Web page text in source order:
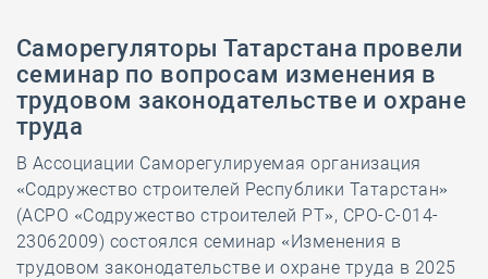
Саморегуляторы Татарстана провели
семинар по вопросам изменения в
трудовом законодательстве и охране
труда
В Ассоциации Саморегулируемая организация
«Содружество строителей Республики Татарстан»
(АСРО «Содружество строителей РТ», СРО-С-014-
23062009) состоялся семинар «Изменения в
трудовом законодательстве и охране труда в 2025